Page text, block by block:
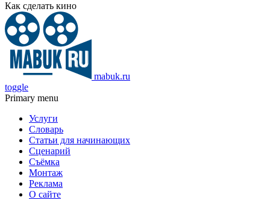
Как сделать кино
mabuk.ru
toggle
Primary menu
Услуги
Словарь
Статьи для начинающих
Сценарий
Съёмка
Монтаж
Реклама
О сайте